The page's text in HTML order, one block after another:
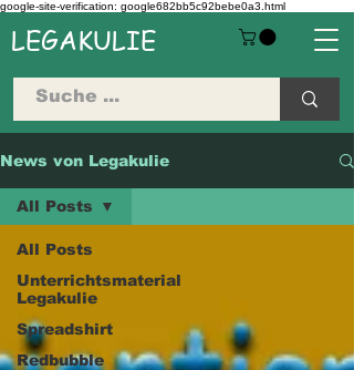
google-site-verification: google682bb5c92bebe0a3.html
LEGAKULIE
News von Legakulie
All Posts
Unterrichtsmaterial
Legakulie
Spreadshirt
Redbubble
All Posts